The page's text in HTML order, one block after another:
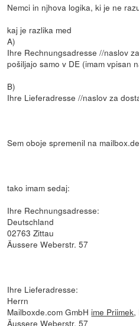
Nemci in njhova logika, ki je ne
kaj je razlika med
A)
Ihre Rechnungsadresse //naslov
pošiljajo samo v DE (imam vpisan
B)
Ihre Lieferadresse //naslov za
Sem oboje spremenil na
tako imam sedaj:
Ihre Rechnungsadresse:
Deutschland
02763 Zittau
Äussere Weberstr. 57
Ihre Lieferadresse:
Herrn
Mailboxde.com GmbHime Priimek,
Äussere Weberstr. 57